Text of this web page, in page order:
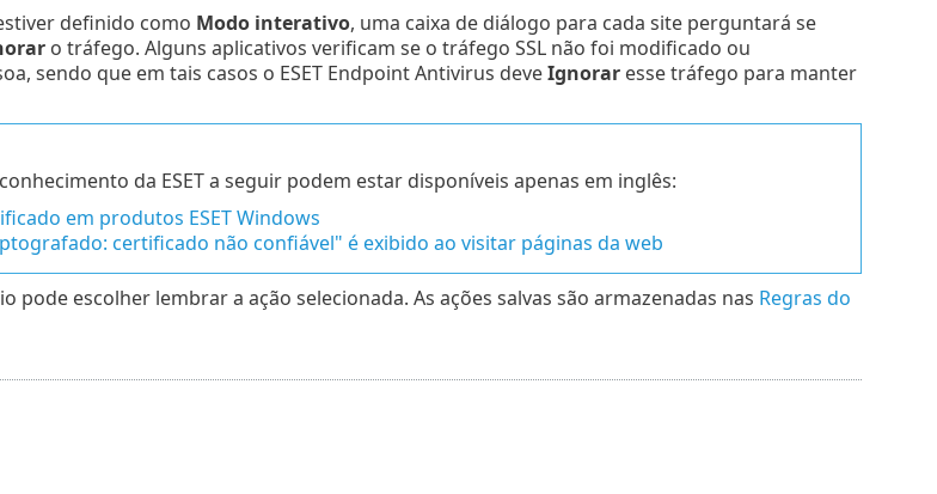
definido como Modo interativo, uma caixa de diálogo para cada site perguntará se
o tráfego. Alguns aplicativos verificam se o tráfego SSL não foi modificado ou
sendo que em tais casos o ESET Endpoint Antivirus deveIgnoraresse tráfego para manter
conhecimento da ESET a seguir podem estar disponíveis apenas em inglês:
em produtos ESET Windows
certificado não confiável" é exibido ao visitar páginas da web
pode escolher lembrar a ação selecionada. As ações salvas são armazenadas nas Regras do